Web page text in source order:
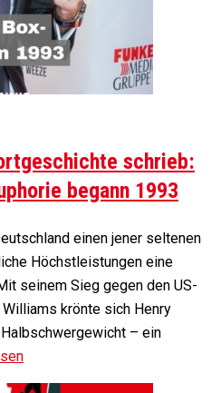
schrieb:
begann 1993
einen jener seltenen
Höchstleistungen eine
seinem Sieg gegen den US-
Williams krönte sich Henry
– ein